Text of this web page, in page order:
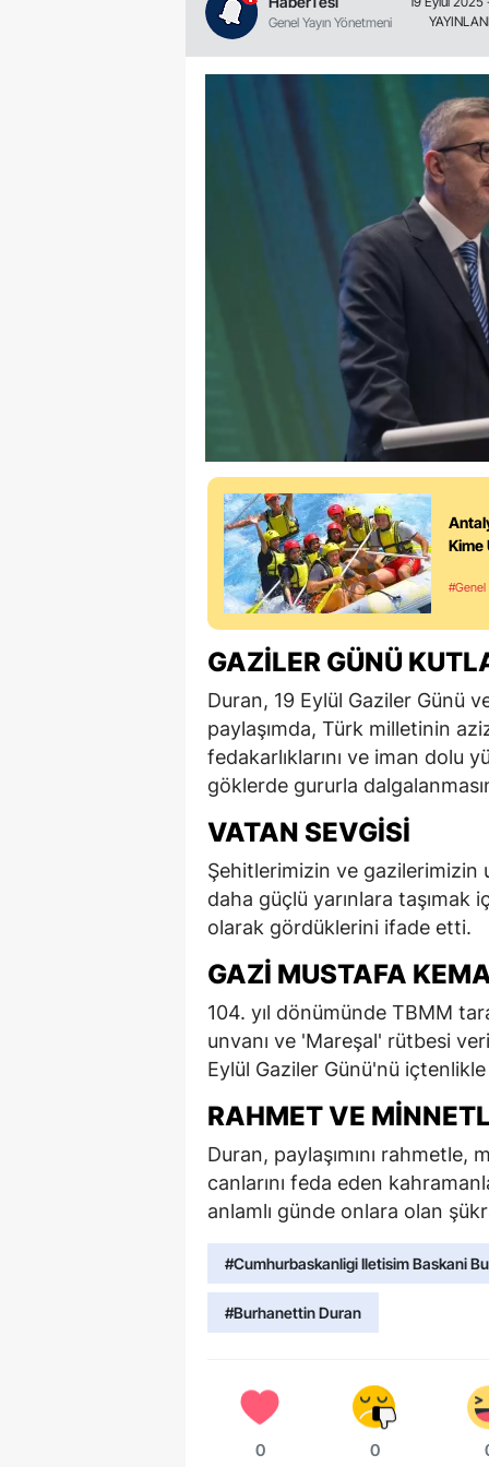
Genel Yayın Yönetmeni
Kime
#Genel
GAZILER GÜNÜ
Duran, 19 Eylül Gaziler Günü
paylaşımda, Türk milletinin
fedakarlıklarını ve iman dolu
göklerde gururla
VATAN SEVGISI
Şehitlerimizin ve gazilerimizin
daha güçlü yarınlara taşımak
olarak gördüklerini ifade etti.
GAZI MUSTAFA
104. yıl dönümünde TBMM
unvanı ve 'Mareşal' rütbesi
Eylül Gaziler Günü'nü içtenlikle
RAHMET VE
Duran, paylaşımını rahmetle,
canlarını feda eden
anlamlı günde onlara olan
#Cumhurbaskanligi Iletisim Baskani
#Burhanettin Duran
0 0